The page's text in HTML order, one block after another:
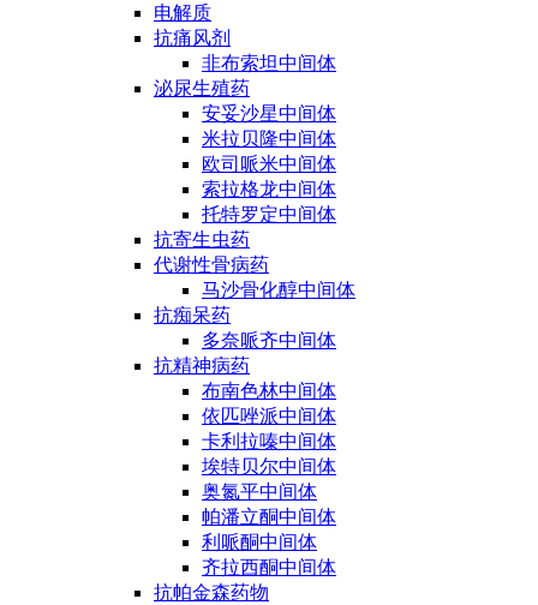
电解质
抗痛风剂
非布索坦中间体
泌尿生殖药
安妥沙星中间体
米拉贝隆中间体
欧司哌米中间体
索拉格龙中间体
托特罗定中间体
抗寄生虫药
代谢性骨病药
马沙骨化醇中间体
抗痴呆药
多奈哌齐中间体
抗精神病药
布南色林中间体
依匹唑派中间体
卡利拉嗪中间体
埃特贝尔中间体
奥氮平中间体
帕潘立酮中间体
利哌酮中间体
齐拉西酮中间体
抗帕金森药物